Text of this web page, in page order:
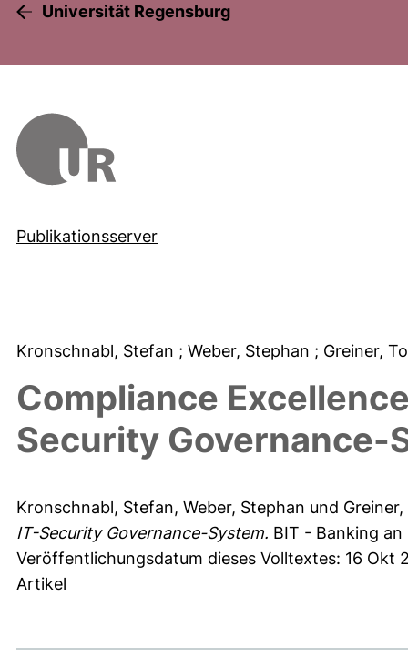
Universität Regensburg
Publikationsserver
Kronschnabl, Stefan ; Weber, Stephan ; Greiner,
Compliance
Security Governance-
Kronschnabl, Stefan, Weber, Stephan und
IT-Security Governance-System. BIT - Banking
Veröffentlichungsdatum dieses Volltextes: 16 Okt
Artikel